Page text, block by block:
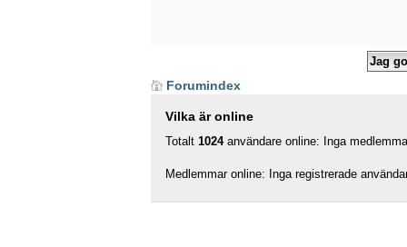
Forumindex
Vilka är online
Totalt 1024användare online: Inga
Medlemmar online: Inga registrerade